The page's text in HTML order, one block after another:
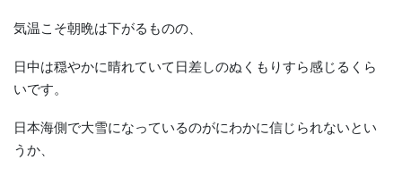
気温こそ朝晩は下がるものの、
日中は穏やかに晴れていて日差しのぬくもりすら感じるくら
いです。
日本海側で大雪になっているのがにわかに信じられないとい
うか、